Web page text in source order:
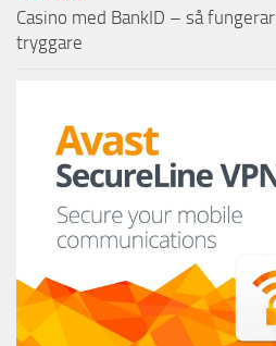
Casino med BankID – så
tryggare